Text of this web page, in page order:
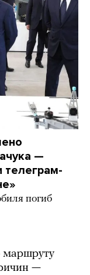
—
телеграм-
погиб
маршруту
—